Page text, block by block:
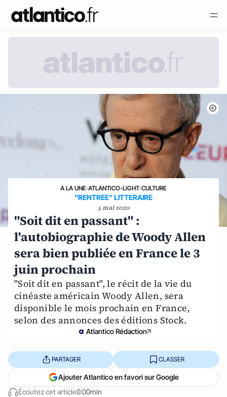
A LA UNE›ATLANTICO-LIGHT›CULTURE
"RENTREE" LITTERAIRE
5 mai 2020
"Soit dit en passant" :
l'autobiographie de Woody Allen
sera bien publiée en France le 3
juin prochain
"Soit dit en passant", le récit de la vie du
cinéaste américain Woody Allen, sera
disponible le mois prochain en France,
selon des annonces des éditions Stock.
Atlantico Rédaction
Écoutez cet article0:00min
PARTAGER CLASSER
Ajouter Atlantico en favori sur Google